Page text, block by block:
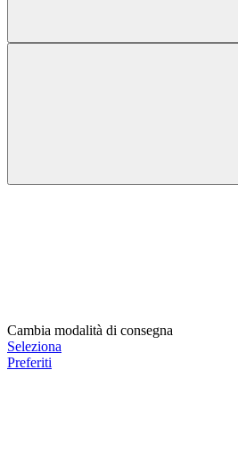
Cambia modalità di consegna
Seleziona
Preferiti